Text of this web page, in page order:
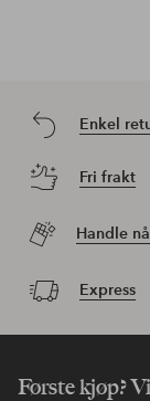
Enkel
Fri frakt
Handle
Express
Første kjøp?